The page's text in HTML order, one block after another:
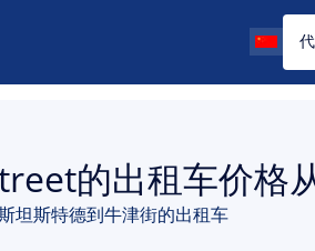
的出租车价格
坦斯特德到牛津街的出租车